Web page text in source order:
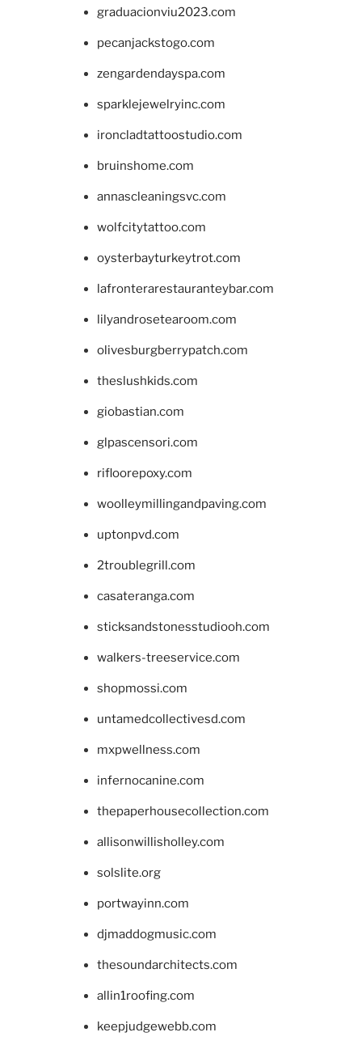
graduacionviu2023.com
pecanjackstogo.com
zengardendayspa.com
sparklejewelryinc.com
ironcladtattoostudio.com
bruinshome.com
annascleaningsvc.com
wolfcitytattoo.com
oysterbayturkeytrot.com
lafronterarestauranteybar.com
lilyandrosetearoom.com
olivesburgberrypatch.com
theslushkids.com
giobastian.com
glpascensori.com
rifloorepoxy.com
woolleymillingandpaving.com
uptonpvd.com
2troublegrill.com
casateranga.com
sticksandstonesstudiooh.com
walkers-treeservice.com
shopmossi.com
untamedcollectivesd.com
mxpwellness.com
infernocanine.com
thepaperhousecollection.com
allisonwillisholley.com
solslite.org
portwayinn.com
djmaddogmusic.com
thesoundarchitects.com
allin1roofing.com
keepjudgewebb.com